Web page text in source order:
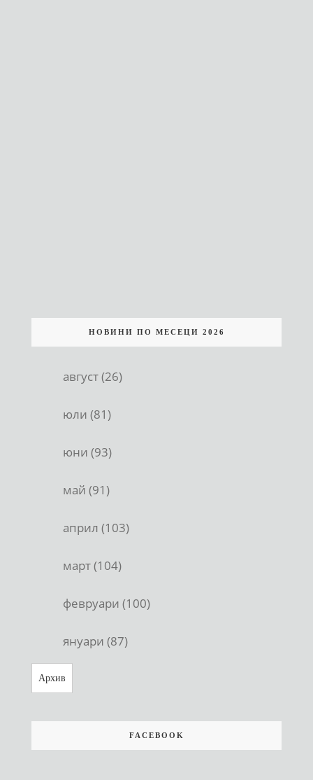
НОВИНИ ПО МЕСЕЦИ 2026
август (26)
юли (81)
юни (93)
май (91)
април (103)
март (104)
февруари (100)
януари (87)
Архив
FACEBOOK